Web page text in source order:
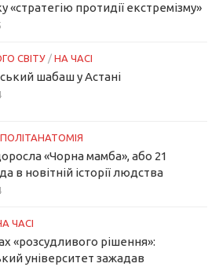
«стратегію протидії екстремізму»
СВІТУ / НА ЧАСІ
шабаш у Астані
ПОЛІТАНАТОМІЯ
«Чорна мамба», або 21
в новітній історії людства
ЧАСІ
«розсудливого рішення»:
університет зажадав